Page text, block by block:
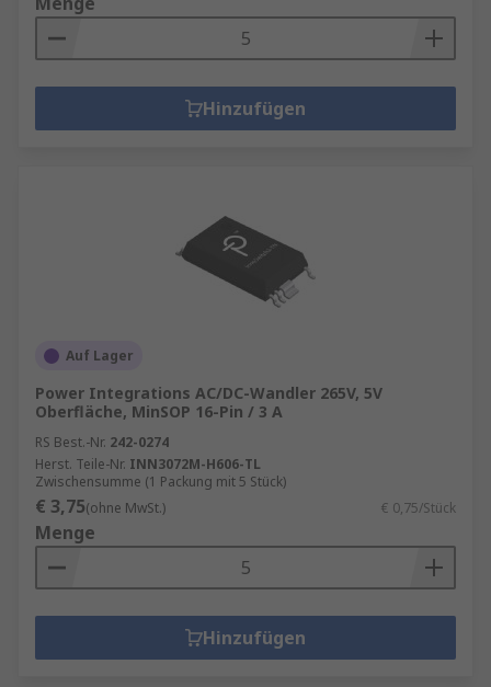
Hinzufügen
Auf Lager
Power Integrations AC/DC-Wandler 265V, 5V
Oberfläche, MinSOP 16-Pin / 3 A
RS Best.-Nr. 242-0274
Herst. Teile-Nr. INN3072M-H606-TL
Zwischensumme (1 Packung mit 5 Stück)
€ 3,75(ohne MwSt.) € 0,75/Stück
Menge
Hinzufügen